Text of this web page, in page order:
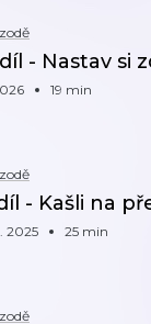
- Nastav si
19 min
- Kašli na
2025 25 min